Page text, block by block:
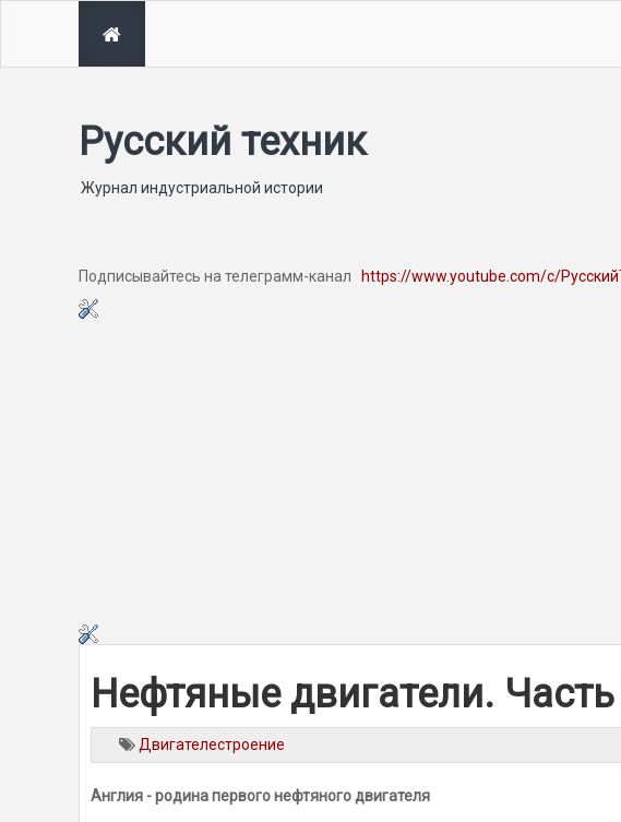
Русский техник
Журнал индустриальной истории
Подписывайтесь на телеграмм-канал https://www.youtube.com/c/
Нефтяные двигатели.
Двигателестроение
Англия - родина первого нефтяного двигателя